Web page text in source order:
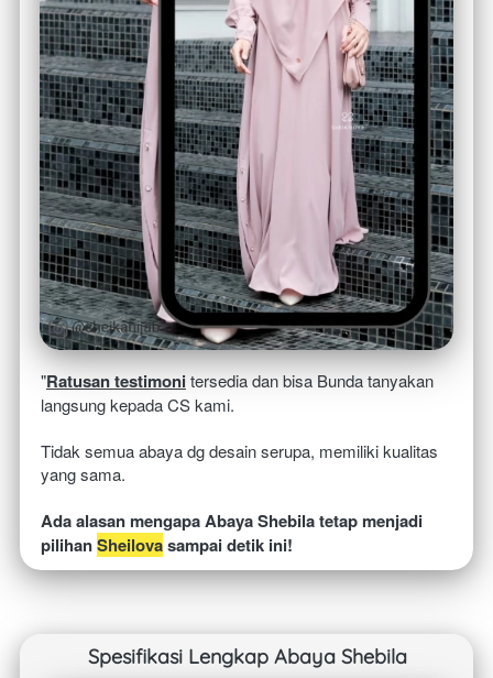
"Ratusan testimoni tersedia dan bisa Bunda tanyakan
langsung kepada CS kami.
Tidak semua abaya dg desain serupa, memiliki kualitas
yang sama.
Ada alasan mengapa Abaya Shebila tetap menjadi
pilihan Sheilova sampai detik ini!
Spesifikasi Lengkap Abaya Shebila